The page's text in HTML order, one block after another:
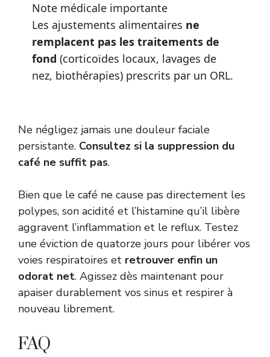
Note médicale importante
Les ajustements alimentaires ne
remplacent pas les traitements de
fond (corticoïdes locaux, lavages de
nez, biothérapies) prescrits par un ORL.
Ne négligez jamais une douleur faciale
persistante. Consultez si la suppression du
café ne suffit pas.
Bien que le café ne cause pas directement les
polypes, son acidité et l’histamine qu’il libère
aggravent l’inflammation et le reflux. Testez
une éviction de quatorze jours pour libérer vos
voies respiratoires et retrouver enfin un
odorat net. Agissez dès maintenant pour
apaiser durablement vos sinus et respirer à
nouveau librement.
FAQ